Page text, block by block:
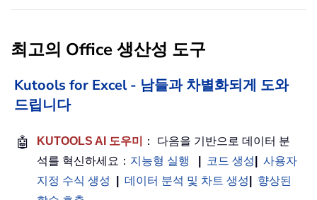
최고의 Office 생산성 도구
Kutools for Excel - 남들과 차별화되게 도와
드립니다
🤖 KUTOOLS AI 도우미
： 다음을 기반으로 데이터 분
석를 혁신하세요： 지능형 실행 코드 생성
사용자
지정 수식 생성
데이터 분석 및 차트 생성
향상된